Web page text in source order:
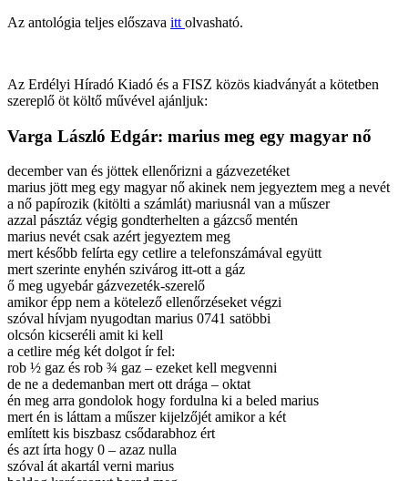
Az antológia teljes előszava itt olvasható.
Az Erdélyi Híradó Kiadó és a FISZ közös kiadványát a kötetben
szereplő öt költő művével ajánljuk:
Varga László Edgár: marius meg egy magyar nő
december van és jöttek ellenőrizni a gázvezetéket
marius jött meg egy magyar nő akinek nem jegyeztem meg a nevét
a nő papírozik (kitölti a számlát) mariusnál van a műszer
azzal pásztáz végig gondterhelten a gázcső mentén
marius nevét csak azért jegyeztem meg
mert később felírta egy cetlire a telefonszámával együtt
mert szerinte enyhén szivárog itt-ott a gáz
ő meg ugyebár gázvezeték-szerelő
amikor épp nem a kötelező ellenőrzéseket végzi
szóval hívjam nyugodtan marius 0741 satöbbi
olcsón kicseréli amit ki kell
a cetlire még két dolgot ír fel:
rob ½ gaz és rob ¾ gaz – ezeket kell megvenni
de ne a dedemanban mert ott drága – oktat
én meg arra gondolok hogy fordulna ki a beled marius
mert én is láttam a műszer kijelzőjét amikor a két
említett kis biszbasz csődarabhoz ért
és azt írta hogy 0 – azaz nulla
szóval át akartál verni marius